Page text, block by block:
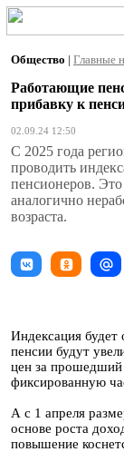
Общество | Главные
Работающие
прибавку к
02.09.24 12:50
С 2025 года
проводить
пенсионеров.
аналогично
возраста.
Индексация будет
пенсии будут
цен за прошедший
фиксированную
А с 1 апреля
основе роста
повышение